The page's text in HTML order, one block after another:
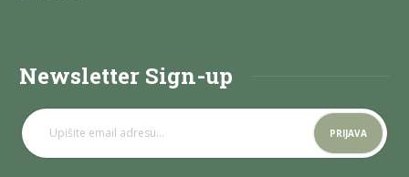
Newsletter Sign-up